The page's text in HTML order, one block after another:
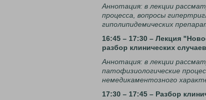
Аннотация: в лекции
процесса, вопросы
гиполипидемических
16:45 – 17:30 – Лекция
разбор клинических
Аннотация: в лекции
патофизиологические
немедикаментозного
17:30 – 17:45 – Разбор